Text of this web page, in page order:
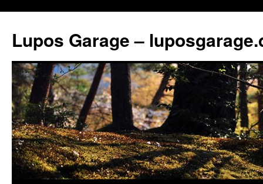
Lupos Garage –